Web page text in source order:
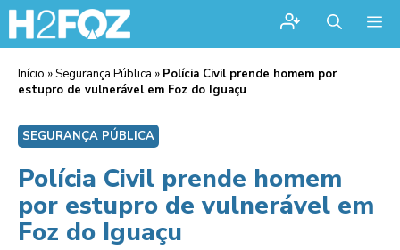
Início »Segurança Pública » Polícia Civil prende homem por
estupro de vulnerável em Foz do Iguaçu
SEGURANÇA PÚBLICA
Polícia Civil prende homem
por estupro de vulnerável em
Foz do Iguaçu